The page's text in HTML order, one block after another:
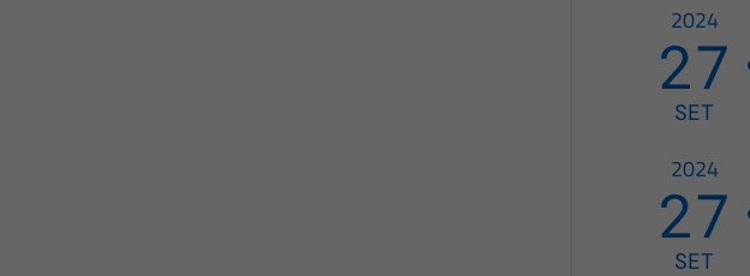
2024
27
SET
2024
27
SET